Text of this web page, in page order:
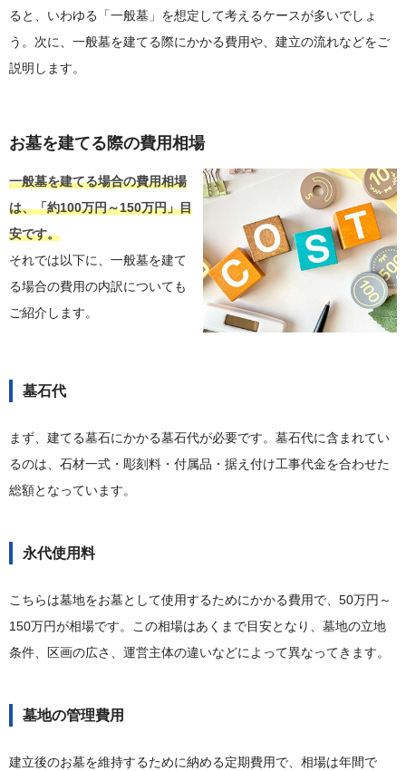
ると、いわゆる「一般墓」を想定して考えるケースが多いでしょ
う。次に、一般墓を建てる際にかかる費用や、建立の流れなどをご
説明します。
お墓を建てる際の費用相場
一般墓を建てる場合の費用相場
は、「約100万円～150万円」目
安です。
それでは以下に、一般墓を建て
る場合の費用の内訳についても
ご紹介します。
墓石代
まず、建てる墓石にかかる墓石代が必要です。墓石代に含まれてい
るのは、石材一式・彫刻料・付属品・据え付け工事代金を合わせた
総額となっています。
永代使用料
こちらは墓地をお墓として使用するためにかかる費用で、50万円～
150万円が相場です。この相場はあくまで目安となり、墓地の立地
条件、区画の広さ、運営主体の違いなどによって異なってきます。
墓地の管理費用
建立後のお墓を維持するために納める定期費用で、相場は年間で